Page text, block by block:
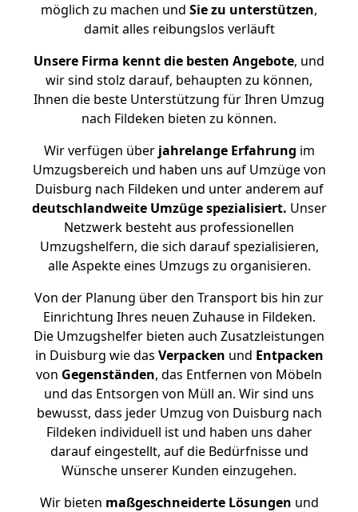
möglich zu machen und Sie zu unterstützen,
damit alles reibungslos verläuft
Unsere Firma kennt die besten Angebote, und
wir sind stolz darauf, behaupten zu können,
Ihnen die beste Unterstützung für Ihren Umzug
nach Fildeken bieten zu können.
Wir verfügen überjahrelange Erfahrung im
Umzugsbereich und haben uns auf Umzüge von
Duisburg nach Fildeken und unter anderem auf
deutschlandweite Umzüge spezialisiert. Unser
Netzwerk besteht aus professionellen
Umzugshelfern, die sich darauf spezialisieren,
alle Aspekte eines Umzugs zu organisieren.
Von der Planung über den Transport bis hin zur
Einrichtung Ihres neuen Zuhause in Fildeken.
Die Umzugshelfer bieten auch Zusatzleistungen
in Duisburg wie das Verpacken und Entpacken
von Gegenständen, das Entfernen von Möbeln
und das Entsorgen von Müll an. Wir sind uns
bewusst, dass jeder Umzug von Duisburg nach
Fildeken individuell ist und haben uns daher
darauf eingestellt, auf die Bedürfnisse und
Wünsche unserer Kunden einzugehen.
Wir bieten maßgeschneiderte Lösungen und